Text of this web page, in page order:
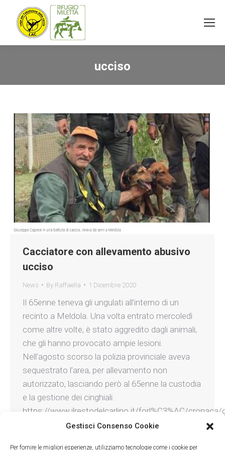
Gestisci Consenso Cookie
Per fornire le migliori esperienze, utilizziamo tecnologie come i cookie per
ucciso
Cacciatore con allevamento abusivo
ucciso
News By Raffaella 1 Dicembre 2020
Il 65enne teneva gli ungulati all’interno di un
recinto a Meldola. Una volta entrato mercoledì
come altre volte, è stato aggredito dagli animali,
che gli hanno provocato ampie lesioni.
Nell’agosto scorso la polizia provinciale aveva
sequestrato l’area, per allevamento non
autorizzato, lasciando però al 65enne la custodia
e la gestione dei cinghiali.
https://www.ilrestodelcarlino.it/forl%C3%AC/cronaca/
capece-1.5755747